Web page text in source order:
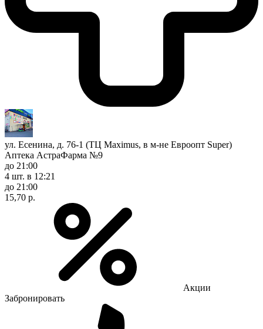
ул. Есенина, д. 76-1 (ТЦ Maximus, в м-не Евроопт Super)
Аптека АстраФарма №9
до 21:00
4 шт. в 12:21
до 21:00
15,70 р.
Акции
Забронировать